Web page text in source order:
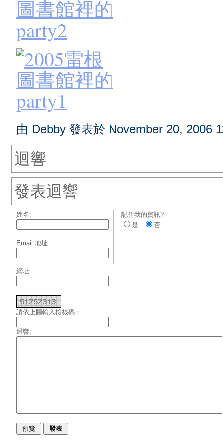
由 Debby 發表於 November 20, 2006
迴響
發表迴響
姓名:
Email 地址:
網址:
請依上圖輸入檢核碼：
記住我的資訊?
是
否
迴響: